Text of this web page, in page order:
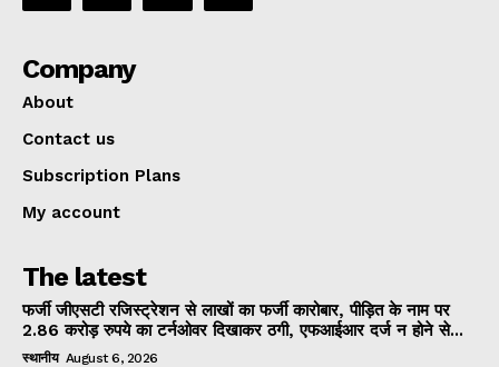
Company
About
Contact us
Subscription Plans
My account
The latest
फर्जी जीएसटी रजिस्ट्रेशन से लाखों का फर्जी कारोबार, पीड़ित के नाम पर
2.86 करोड़ रुपये का टर्नओवर दिखाकर ठगी, एफआईआर दर्ज न होने से...
स्थानीय August 6, 2026